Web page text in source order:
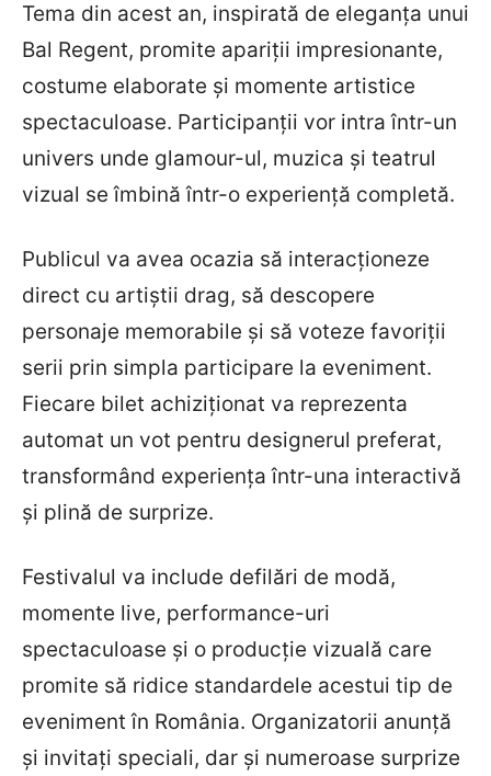
Tema din acest an, inspirată de eleganța unui
Bal Regent, promite apariții impresionante,
costume elaborate și momente artistice
spectaculoase. Participanții vor intra într-un
univers unde glamour-ul, muzica și teatrul
vizual se îmbină într-o experiență completă.
Publicul va avea ocazia să interacționeze
direct cu artiștii drag, să descopere
personaje memorabile și să voteze favoriții
serii prin simpla participare la eveniment.
Fiecare bilet achiziționat va reprezenta
automat un vot pentru designerul preferat,
transformând experiența într-una interactivă
și plină de surprize.
Festivalul va include defilări de modă,
momente live, performance-uri
spectaculoase și o producție vizuală care
promite să ridice standardele acestui tip de
eveniment în România. Organizatorii anunță
și invitați speciali, dar și numeroase surprize